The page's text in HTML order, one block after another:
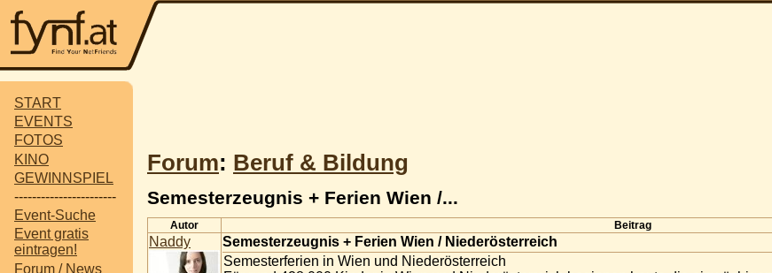
START
EVENTS
FOTOS
KINO
GEWINNSPIEL
-----------------------
Event-Suche
Event gratis
eintragen!
Forum / News
Forum: Beruf & Bildung
Semesterzeugnis + Ferien Wien /...
Autor Beitrag
Naddy
Semesterzeugnis + Ferien Wien / Niederösterreich
Semesterferien in Wien und Niederösterreich